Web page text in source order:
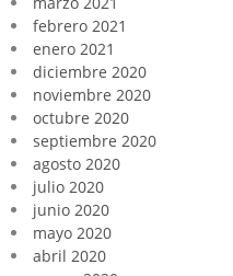
febrero 2021
enero 2021
diciembre 2020
noviembre 2020
octubre 2020
septiembre 2020
agosto 2020
julio 2020
junio 2020
mayo 2020
abril 2020